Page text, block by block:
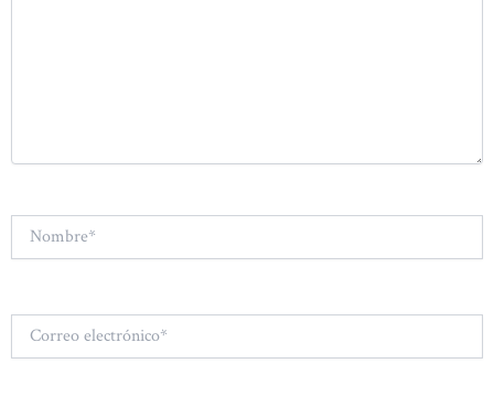
Nombre*
Correo
electrónico*